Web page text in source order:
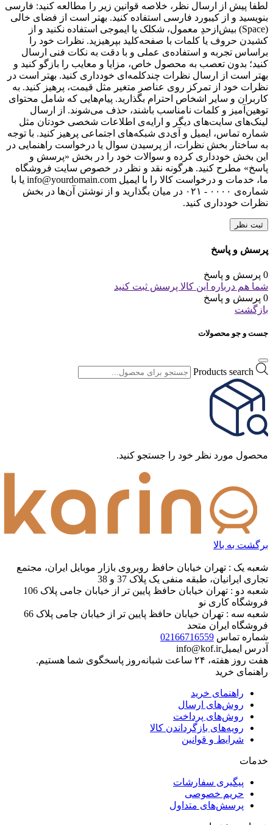
لطفا پیش از ارسال نظر، خلاصه قوانین زیر را مطالعه کنید: فارسی
بنویسید و از کیبورد فارسی استفاده کنید. بهتر است از فضای خالی
(Space) بیش‌از‌حدِ معمول، شکلک یا ایموجی استفاده نکنید و از
کشیدن حروف یا کلمات با صفحه‌کلید بپرهیزید. نظرات خود را
براساس تجربه و استفاده‌ی عملی و با دقت به نکات فنی ارسال
کنید؛ بدون تعصب به محصول خاص، مزایا و معایب را بازگو کنید و
بهتر است از ارسال نظرات چندکلمه‌‌ای خودداری کنید. بهتر است در
نظرات خود از تمرکز روی عناصر متغیر مثل قیمت، پرهیز کنید. به
کاربران و سایر اشخاص احترام بگذارید. پیام‌هایی که شامل محتوای
توهین‌آمیز و کلمات نامناسب باشند، حذف می‌شوند. از ارسال
لینک‌های سایت‌های دیگر و ارایه‌ی اطلاعات شخصی خودتان مثل
شماره تماس، ایمیل و آی‌دی شبکه‌های اجتماعی پرهیز کنید. با توجه
به ساختار بخش نظرات، از پرسیدن سوال یا درخواست راهنمایی در
این بخش خودداری کرده و سوالات خود را در بخش «پرسش و
پاسخ» مطرح کنید. هرگونه نقد و نظر در خصوص سایت فروشگاه
ما، خدمات و درخواست کالا را با ایمیل info@yourdomain.com یا با
شماره‌ی ۰۰۰۰ - ۰۲۱ در میان بگذارید و از نوشتن آن‌ها در بخش
نظرات خودداری کنید.
ثبت نظر
پرسش و پاسخ
0 پرسش و پاسخ
شما هم درباره این کالا پرسش ثبت کنید
0 پرسش و پاسخ
بازگشت
جست و جو محصولات
Products search
محصول مورد نظر خود را جستجو کنید.
برگشت به بالا
شعبه یک : تهران خیابان حافظ روبروی بازار موبایل ایران، مجتمع
تجاری ایرانیان، طبقه منفی یک پلاک 37 و 38
شعبه دو : تهران خیابان حافظ پایین تر از خیابان جامی پلاک 106
فروشگاه کاری نو
شعبه سه : تهران خیابان حافظ پایین تر از خیابان جامی پلاک 66
فروشگاه ایران متحد
شماره تماس 02166716559
آدرس ایمیلinfo@kof.ir
هفت روز هفته، ۲۴ ساعت شبانه‌روز پاسخگوی شما هستیم.
راهنمای خرید
راهنمای خرید
روش‌های ارسال
روش‌های پرداخت
رویه‌های بازگرداندن کالا
شرایط و قوانین
خدمات
پیگیری سفارشات
حریم خصوصی
پرسش‌های متداول